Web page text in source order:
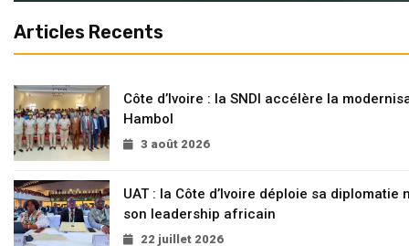
Articles Recents
Côte d’Ivoire : la SNDI accélère la
Hambol
3 août 2026
UAT : la Côte d’Ivoire déploie sa
son leadership africain
22 juillet 2026